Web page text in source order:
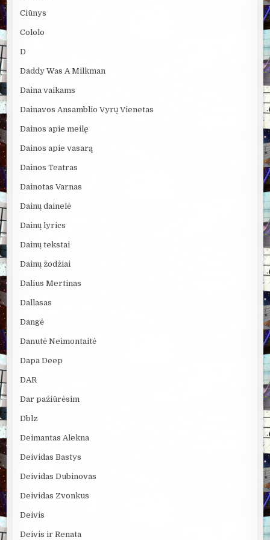
Ciūnys
Cololo
D
Daddy Was A Milkman
Daina vaikams
Dainavos Ansamblio Vyrų Vienetas
Dainos apie meilę
Dainos apie vasarą
Dainos Teatras
Dainotas Varnas
Dainų dainelė
Dainų lyrics
Dainų tekstai
Dainų žodžiai
Dalius Mertinas
Dallasas
Dangė
Danutė Neimontaitė
Dapa Deep
DAR
Dar pažiūrėsim
Dblz
Deimantas Alekna
Deividas Bastys
Deividas Dubinovas
Deividas Zvonkus
Deivis
Deivis ir Renata